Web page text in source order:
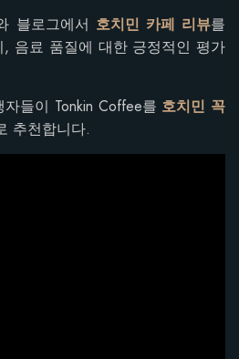
블로그에서 호치민 카페 리뷰를
음료 품질에 대한 긍정적인 평가
들이 Tonkin Coffee를 호치민 꼭
추천합니다.